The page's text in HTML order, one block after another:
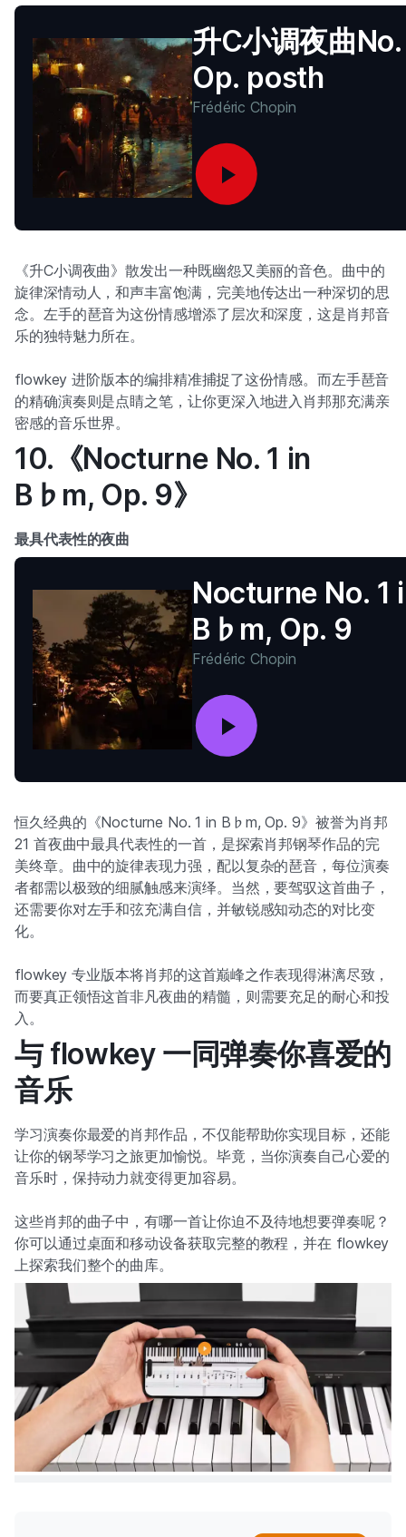
升C小调夜曲
Op. posth
Frédéric Chopin
《升C小调夜曲》散发出一种既幽怨又美丽的音色。曲中的
旋律深情动人，和声丰富饱满，完美地传达出一种深切的思
念。左手的琶音为这份情感增添了层次和深度，这是肖邦音
乐的独特魅力所在。
flowkey 进阶版本的编排精准捕捉了这份情感。而左手琶音
的精确演奏则是点睛之笔，让你更深入地进入肖邦那充满亲
密感的音乐世界。
10.《Nocturne No. 1 in
B♭m, Op. 9》
最具代表性的夜曲
Nocturne No. 1
B♭m, Op. 9
Frédéric Chopin
恒久经典的《Nocturne No. 1 in B♭m, Op. 9》被誉为肖邦
21 首夜曲中最具代表性的一首，是探索肖邦钢琴作品的完
美终章。曲中的旋律表现力强，配以复杂的琶音，每位演奏
者都需以极致的细腻触感来演绎。当然，要驾驭这首曲子，
还需要你对左手和弦充满自信，并敏锐感知动态的对比变
化。
flowkey 专业版本将肖邦的这首巅峰之作表现得淋漓尽致，
而要真正领悟这首非凡夜曲的精髓，则需要充足的耐心和投
入。
与 flowkey 一同弹奏你喜爱的
音乐
学习演奏你最爱的肖邦作品，不仅能帮助你实现目标，还能
让你的钢琴学习之旅更加愉悦。毕竟，当你演奏自己心爱的
音乐时，保持动力就变得更加容易。
这些肖邦的曲子中，有哪一首让你迫不及待地想要弹奏呢？
你可以通过桌面和移动设备获取完整的教程，并在 flowkey
上探索我们整个的曲库。